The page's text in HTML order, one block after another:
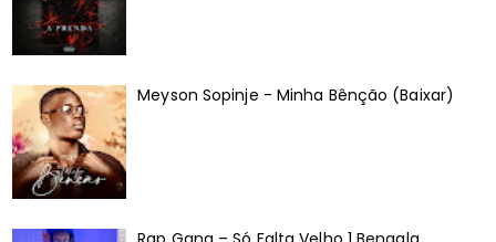
Meyson Sopinje - Minha Bênção (Baixar)